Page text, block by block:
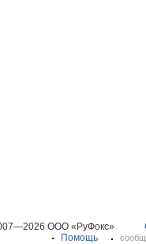
ООО «РуФокс»
Помощь